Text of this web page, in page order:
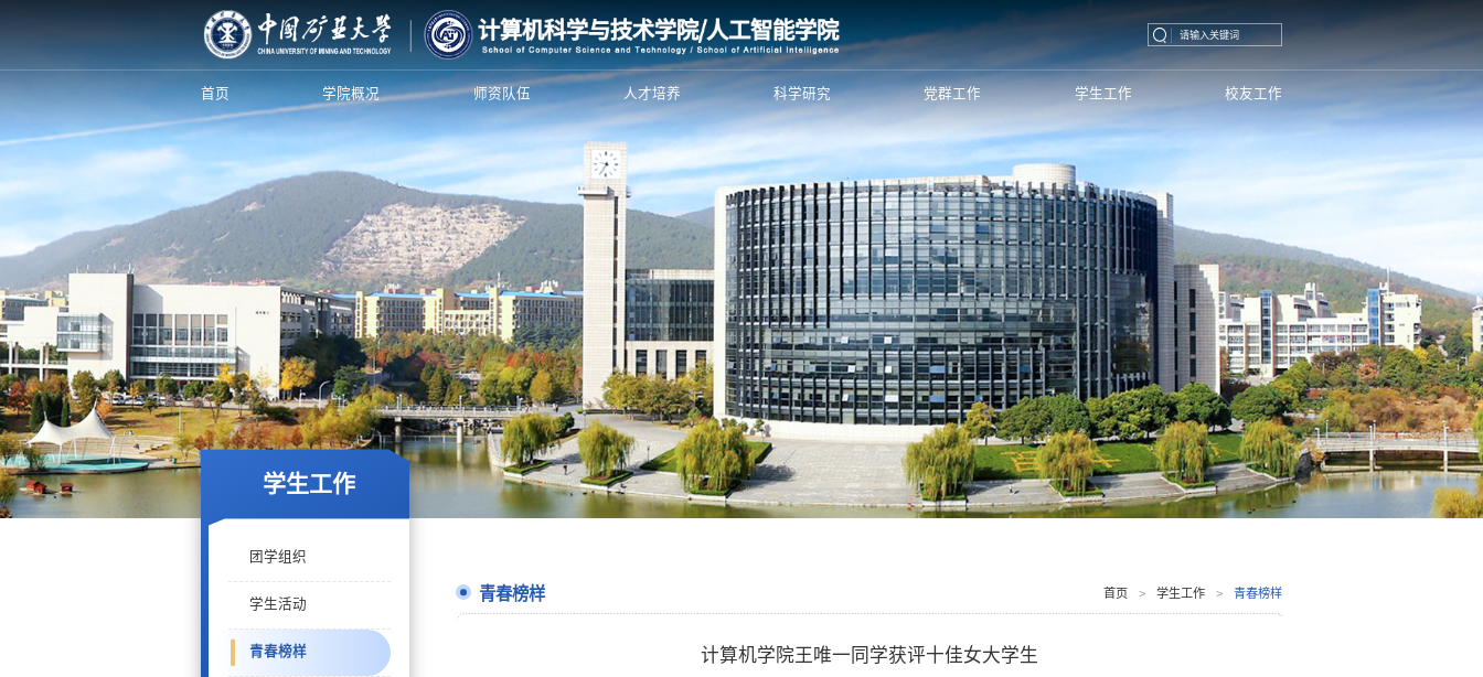
首页 学院概况 师资队伍 人才培养 科学研究 党群工作 学生工作 校友工作
学生工作
团学组织
学生活动
青春榜样
青春榜样 首页 > 学生工作 > 青春榜样
计算机学院王唯一同学获评十佳女大学生